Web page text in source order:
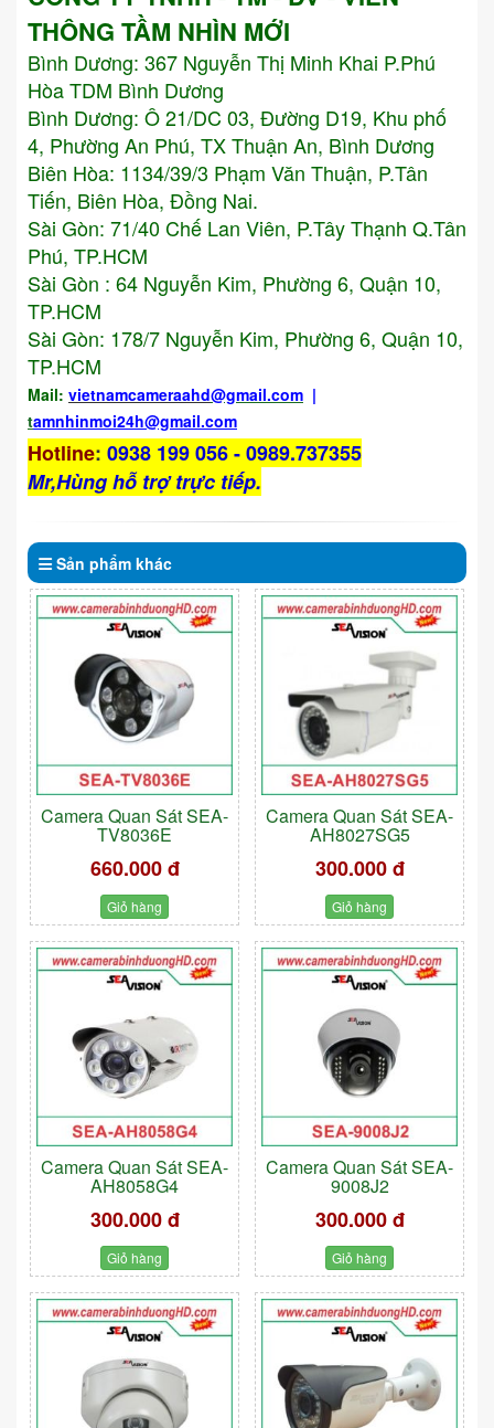
THÔNG TẦM NHÌN MỚI
Bình Dương: 367 Nguyễn Thị Minh Khai P.Phú
Hòa TDM Bình Dương
Bình Dương: Ô 21/DC 03, Đường D19, Khu phố
4, Phường An Phú, TX Thuận An, Bình Dương
Biên Hòa: 1134/39/3 Phạm Văn Thuận, P.Tân
Tiến, Biên Hòa, Đồng Nai.
Sài Gòn: 71/40 Chế Lan Viên, P.Tây Thạnh Q.Tân
Phú, TP.HCM
Sài Gòn : 64 Nguyễn Kim, Phường 6, Quận 10,
TP.HCM
Sài Gòn: 178/7 Nguyễn Kim, Phường 6, Quận 10,
TP.HCM
Mail: vietnamcameraahd@gmail.com |
tamnhinmoi24h@gmail.com
Hotline: 0938 199 056 - 0989.737355
Mr,Hùng hỗ trợ trực tiếp.
Sản phẩm khác
Camera Quan Sát SEA-
TV8036E
660.000 đ
Giỏ hàng
Camera Quan Sát SEA-
AH8027SG5
300.000 đ
Giỏ hàng
Camera Quan Sát SEA-
AH8058G4
300.000 đ
Giỏ hàng
Camera Quan Sát SEA-
9008J2
300.000 đ
Giỏ hàng